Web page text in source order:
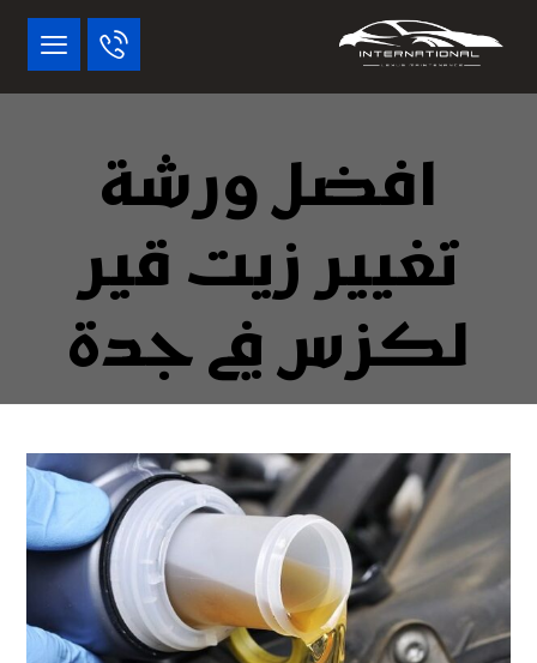
افضل ورشة
تغيير زيت قير
لكزس في جدة